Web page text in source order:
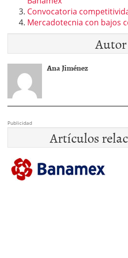
Convocatoria
Mercadotecnia con bajos
Autor
Ana Jiménez
Publicidad
Artículos